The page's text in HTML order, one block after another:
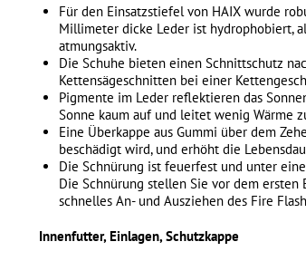
Für den Einsatzstiefel von HAIX wurde
Millimeter dicke Leder ist hydrophobiert,
atmungsaktiv.
Die Schuhe bieten einen Schnittschutz
Kettensägeschnitten bei einer
Pigmente im Leder reflektieren das
Sonne kaum auf und leitet wenig Wärme
Eine Überkappe aus Gummi über dem
beschädigt wird, und erhöht die
Die Schnürung ist feuerfest und unter
Die Schnürung stellen Sie vor dem
schnelles An- und Ausziehen des Fire
Innenfutter, Einlagen, Schutzkappe